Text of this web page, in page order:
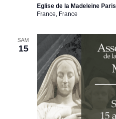
Eglise de la Madeleine Paris
France, France
SAM
15